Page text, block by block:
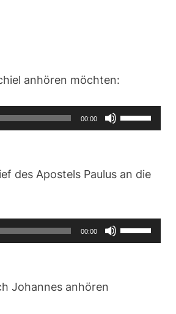
anhören möchten:
00:00
Pfeiltasten
Hoch/Runter
um
regeln.
des Apostels Paulus an die
00:00
Pfeiltasten
Hoch/Runter
Johannes anhören